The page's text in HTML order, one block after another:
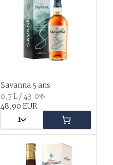
Savanna 5 ans
0,7 L / 43.0%
48,90 EUR
1